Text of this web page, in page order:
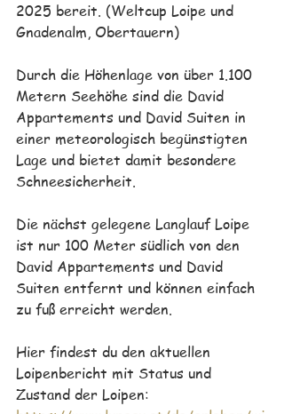
2025 bereit. (Weltcup Loipe und
Gnadenalm, Obertauern)
Durch die Höhenlage von über 1.100
Metern Seehöhe sind die David
Appartements und David Suiten in
einer meteorologisch begünstigten
Lage und bietet damit besondere
Schneesicherheit.
Die nächst gelegene Langlauf Loipe
ist nur 100 Meter südlich von den
David Appartements und David
Suiten entfernt und können einfach
zu fuß erreicht werden.
Hier findest du den aktuellen
Loipenbericht mit Status und
Zustand der Loipen: